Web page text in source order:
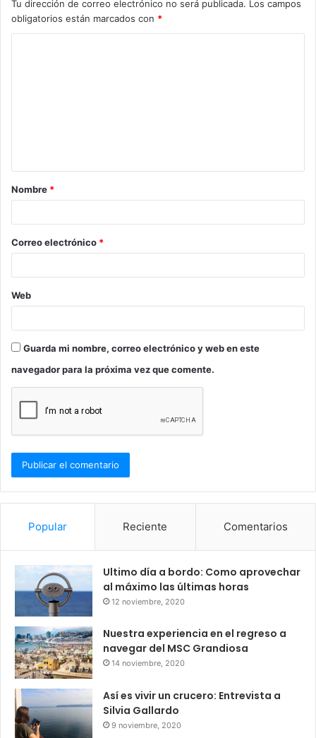
Tu dirección de correo electrónico no será publicada. Los campos
obligatorios están marcados con *
a
r
*
Nombre *
Correo electrónico *
Web
Guarda mi nombre, correo electrónico y web en este
navegador para la próxima vez que comente.
Popular Reciente Comentarios
Ultimo día a bordo: Como aprovechar
al máximo las últimas horas
12 noviembre, 2020
Nuestra experiencia en el regreso a
navegar del MSC Grandiosa
14 noviembre, 2020
Así es vivir un crucero: Entrevista a
Silvia Gallardo
9 noviembre, 2020